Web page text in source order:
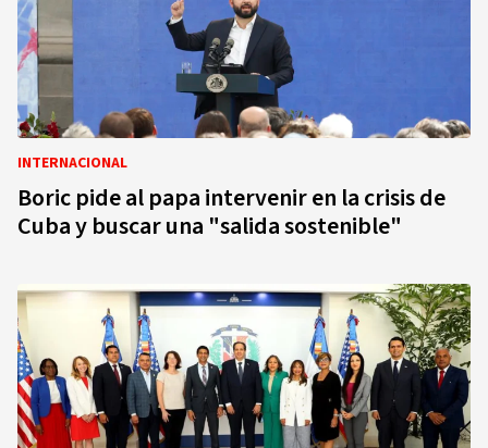
INTERNACIONAL
Boric pide al papa intervenir en la crisis de
Cuba y buscar una "salida sostenible"